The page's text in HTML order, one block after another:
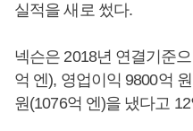
실적을 새로 썼다.
넥슨은 2018년 연결기준
억 엔), 영업이익 9800억
원(1076억 엔)을 냈다고